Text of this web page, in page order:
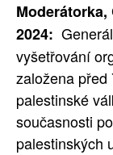
2024:
vyšetřování
založena
palestinské
současnosti
palestinských